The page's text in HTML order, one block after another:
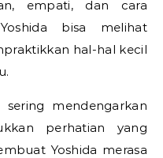
empati, dan cara
bisa melihat
hal-hal kecil
mendengarkan
perhatian yang
Yoshida merasa